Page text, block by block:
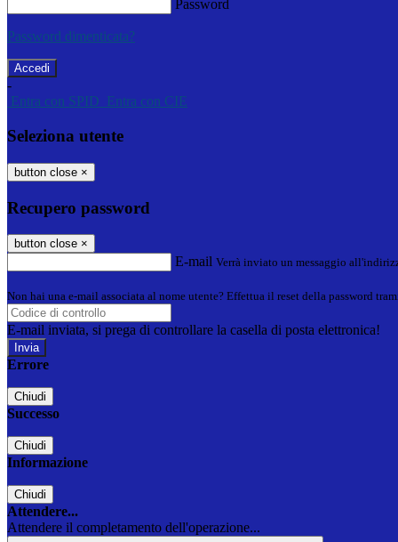
Password
Password dimenticata?
-
Entra con SPID Entra con CIE
Seleziona utente
button close ×
Recupero password
button close ×
E-mail Verrà inviato un messaggio
Non hai una e-mail associata al nome utente? Effettua il reset della password
E-mail inviata, si prega di controllare la casella di posta elettronica!
Errore
Chiudi
Successo
Chiudi
Informazione
Chiudi
Attendere...
Attendere il completamento dell'operazione...